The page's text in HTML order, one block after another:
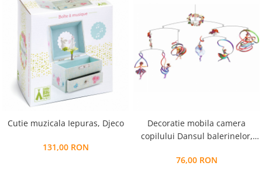
Cutie muzicala Iepuras, Djeco
131,00 RON
Decoratie mobila camera
copilului Dansul balerinelor,
76,00 RON